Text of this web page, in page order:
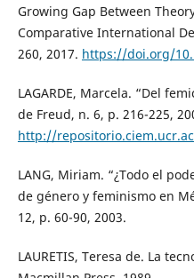
Growing Gap Between
Comparative International
260, 2017. https://doi.org/
LAGARDE, Marcela. “Del
de Freud, n. 6, p. 216-225,
http://
LANG, Miriam. “¿Todo el
de género y feminismo en
12, p. 60-90, 2003.
LAURETIS, Teresa de. La